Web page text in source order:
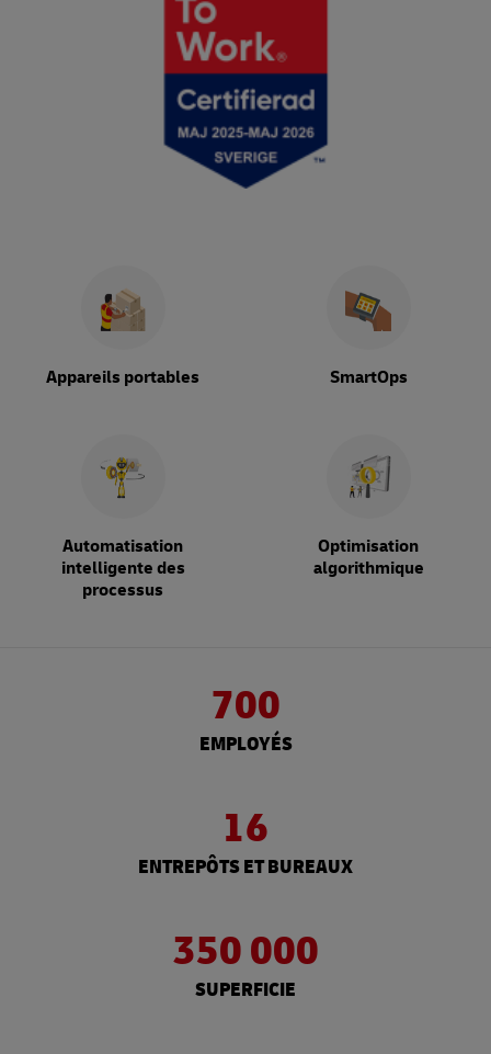
Appareils portables SmartOps
Automatisation
intelligente des
processus
Optimisation
algorithmique
700
EMPLOYÉS
16
ENTREPÔTS ET BUREAUX
350 000
SUPERFICIE